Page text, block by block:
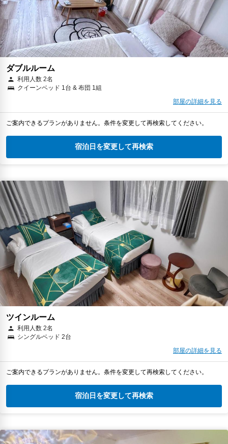
ダブルルーム
利用人数 2名
クイーンベッド 1台 & 布団 1組
部屋の詳細を見る
ご案内できるプランがありません。条件を変更して再検索してください。
宿泊日を変更して再検索
ツインルーム
利用人数 2名
シングルベッド 2台
部屋の詳細を見る
ご案内できるプランがありません。条件を変更して再検索してください。
宿泊日を変更して再検索